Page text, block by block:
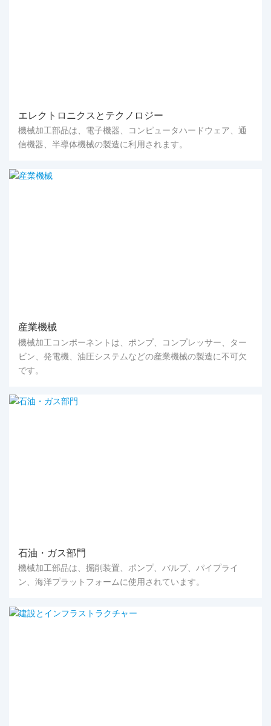
エレクトロニクスとテクノロジー
機械加工部品は、電子機器、コンピュータハードウェア、通
信機器、半導体機械の製造に利用されます。
産業機械
機械加工コンポーネントは、ポンプ、コンプレッサー、ター
ビン、発電機、油圧システムなどの産業機械の製造に不可欠
です。
石油・ガス部門
機械加工部品は、掘削装置、ポンプ、バルブ、パイプライ
ン、海洋プラットフォームに使用されています。